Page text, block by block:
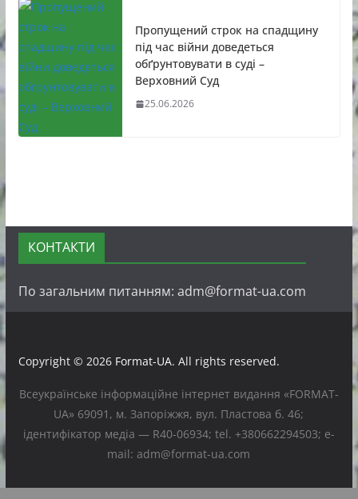
Пропущений строк на спадщину
під час війни доведеться
обґрунтовувати в суді –
Верховний Суд
25.06.2026
КОНТАКТИ
По загальним питанням: adm@format-ua.com
Copyright © 2026 Format-UA. All rights reserved.
Всеукраїнське інформаційне інтернет видання «FORMAT-
UA» 69091, м. Запоріжжя, вул. Пластова б. 46;
ідентифікатор медіа — R40-06934; tel. +380662294503; e-
mail: adm@format-ua.com